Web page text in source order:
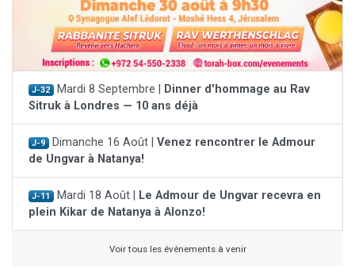
J-32 Mardi 8 Septembre |
Dinner d'hommage au Rav
Sitruk à Londres — 10 ans déjà
J-9 Dimanche 16 Août | Venez rencontrer le Admour
de Ungvar à Natanya!
J-11 Mardi 18 Août |
Le Admour de Ungvar recevra en
plein Kikar de Natanya à Alonzo!
Voir tous les événements à venir